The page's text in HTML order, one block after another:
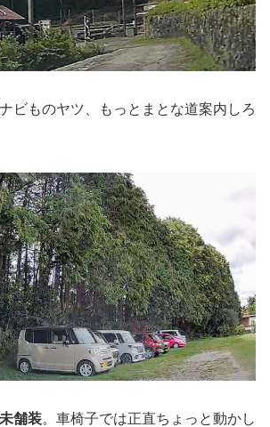
ビものヤツ、もっとまとな道案内しろ
舗装。車椅子では正直ちょっと動かし